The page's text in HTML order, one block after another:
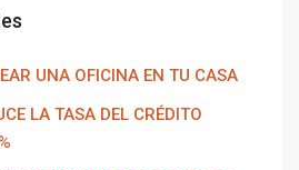
UNA OFICINA EN TU CASA
LA TASA DEL CRÉDITO